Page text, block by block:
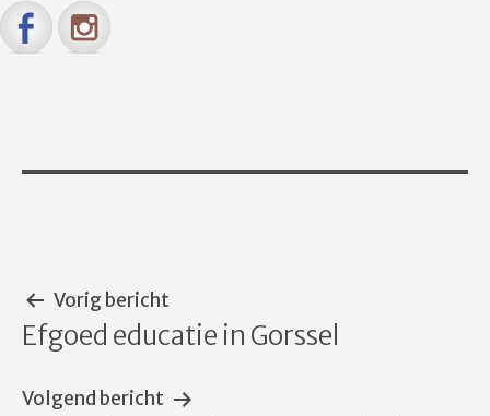
Bericht
navigatie
Vorig bericht
Efgoed educatie in Gorssel
Volgend bericht